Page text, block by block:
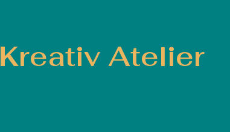
Kreativ Atelier